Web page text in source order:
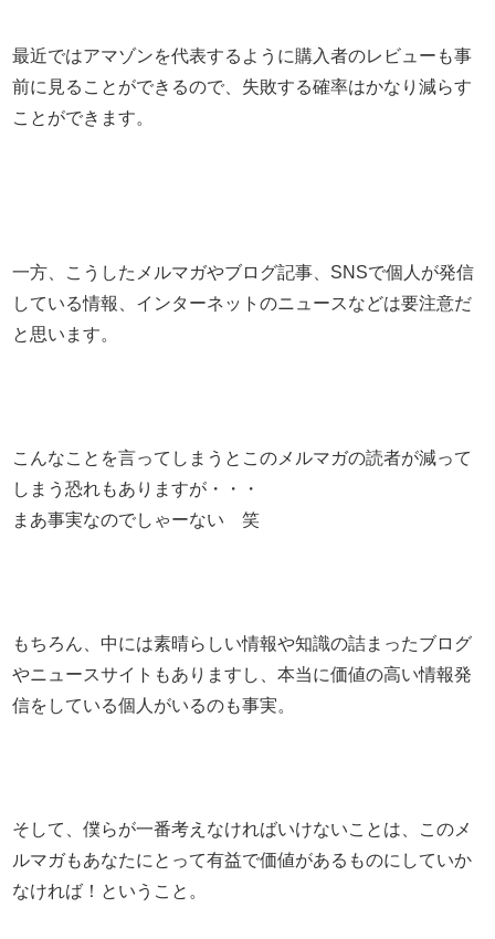
最近ではアマゾンを代表するように購入者のレビューも事
前に見ることができるので、失敗する確率はかなり減らす
ことができます。
一方、こうしたメルマガやブログ記事、SNSで個人が発信
している情報、インターネットのニュースなどは要注意だ
と思います。
こんなことを言ってしまうとこのメルマガの読者が減って
しまう恐れもありますが・・・
まあ事実なのでしゃーない 笑
もちろん、中には素晴らしい情報や知識の詰まったブログ
やニュースサイトもありますし、本当に価値の高い情報発
信をしている個人がいるのも事実。
そして、僕らが一番考えなければいけないことは、このメ
ルマガもあなたにとって有益で価値があるものにしていか
なければ！ということ。